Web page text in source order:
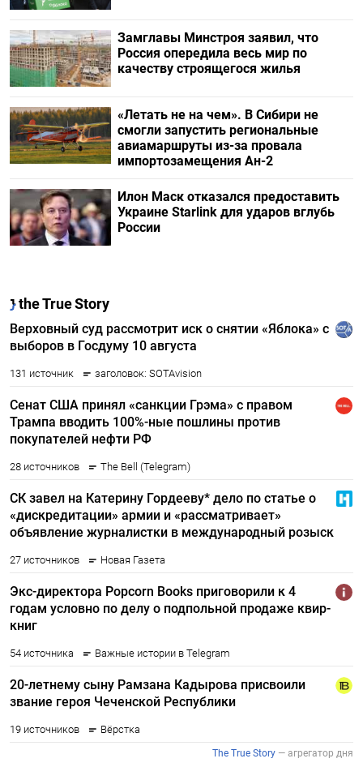
Замглавы Минстроя заявил, что
Россия опередила весь мир по
качеству строящегося жилья
«Летать не на чем». В Сибири не
смогли запустить региональные
авиамаршруты из-за провала
импортозамещения Ан-2
Илон Маск отказался предоставить
Украине Starlink для ударов вглубь
России